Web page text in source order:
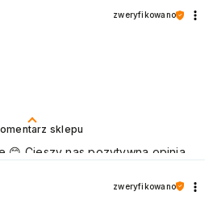
sklepu
😊 Cieszy nas pozytywna opinia
zweryfikowano
zweryfikowano